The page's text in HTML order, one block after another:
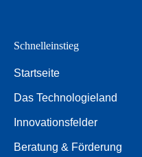
Schnelleinstieg
Startseite
Das Technologieland
Innovationsfelder
Beratung & Förderung